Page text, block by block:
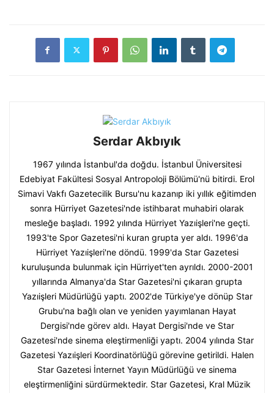
Serdar Akbıyık
1967 yılında İstanbul'da doğdu. İstanbul Üniversitesi
Edebiyat Fakültesi Sosyal Antropoloji Bölümü'nü bitirdi. Erol
Simavi Vakfı Gazetecilik Bursu'nu kazanıp iki yıllık eğitimden
sonra Hürriyet Gazetesi'nde istihbarat muhabiri olarak
mesleğe başladı. 1992 yılında Hürriyet Yazıişleri'ne geçti.
1993'te Spor Gazetesi'ni kuran grupta yer aldı. 1996'da
Hürriyet Yazıişleri'ne döndü. 1999'da Star Gazetesi
kuruluşunda bulunmak için Hürriyet'ten ayrıldı. 2000-2001
yıllarında Almanya'da Star Gazetesi'ni çıkaran grupta
Yazıişleri Müdürlüğü yaptı. 2002'de Türkiye'ye dönüp Star
Grubu'na bağlı olan ve yeniden yayımlanan Hayat
Dergisi'nde görev aldı. Hayat Dergisi'nde ve Star
Gazetesi'nde sinema eleştirmenliği yaptı. 2004 yılında Star
Gazetesi Yazıişleri Koordinatörlüğü görevine getirildi. Halen
Star Gazetesi İnternet Yayın Müdürlüğü ve sinema
eleştirmenliğini sürdürmektedir. Star Gazetesi, Kral Müzik